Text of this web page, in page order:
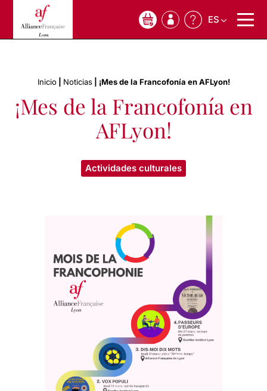
0 ES
Inicio| Noticias| ¡Mes de la Francofonía en AFLyon!
¡Mes de la Francofonía en
AFLyon!
Actividades culturales